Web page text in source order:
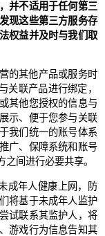
并不适用于任何第三
现这些第三方服务存
权益并及时与我们取
的其他产品或服务时
关联产品进行绑定，
其他您授权的信息与
示、便于您参与关联
我们统一的账号体系
广、保障系统和账号
间进行必要共享。
成年人健康上网，防
将基于未成年人监护
试联系其监护人，将
游戏行为信息告知其